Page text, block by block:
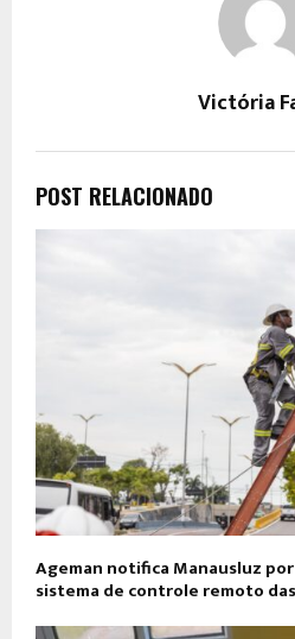
Victória
POST RELACIONADO
Ageman notifica Manausluz
sistema de controle remoto